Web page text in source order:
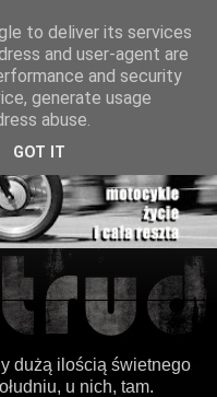
dużą ilością świetnego
u nich, tam.
to deliver its services
and user-agent are
and security
generate usage
abuse.
GOT IT